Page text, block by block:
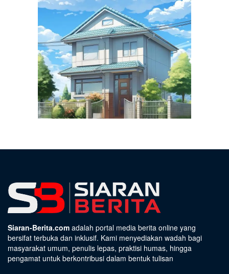
Siaran-Berita.com adalah portal media berita online yang
bersifat terbuka dan inklusif. Kami menyediakan wadah bagi
masyarakat umum, penulis lepas, praktisi humas, hingga
pengamat untuk berkontribusi dalam bentuk tulisan